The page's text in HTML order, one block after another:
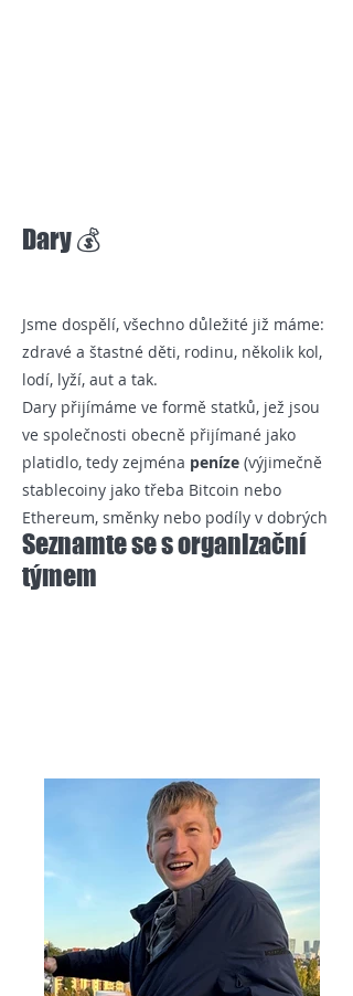
Dary 💰
Jsme dospělí, všechno důležité již máme:
zdravé a štastné děti, rodinu, několik kol,
lodí, lyží, aut a tak.
Dary přijímáme ve formě statků, jež jsou
ve společnosti obecně přijímané jako
platidlo, tedy zejména peníze (výjimečně
stablecoiny jako třeba Bitcoin nebo
Ethereum, směnky nebo podíly v dobrých
firmách). Kolik? To necháme na Vás :)
Seznamte se s organizační
týmem